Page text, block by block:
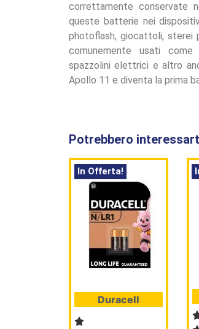
correttamente conservate
queste batterie nei
photoflash, giocattoli, sterei
comunemente usati
spazzolini elettrici e altro
Apollo 11 e diventa la prima
Potrebbero
In Offerta!
Duracell